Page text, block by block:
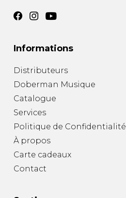
Informations
Distributeurs
Doberman Musique
Catalogue
Services
Politique de Confidentialité
À propos
Carte cadeaux
Contact